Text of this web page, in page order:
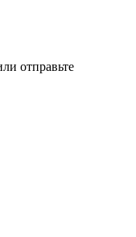
отправьте